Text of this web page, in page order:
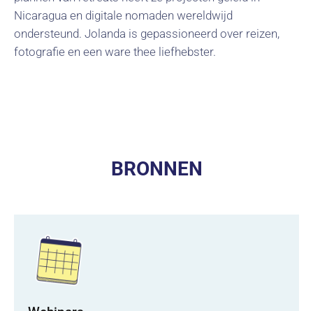
Nicaragua en digitale nomaden wereldwijd
ondersteund. Jolanda is gepassioneerd over reizen,
fotografie en een ware thee liefhebster.
BRONNEN